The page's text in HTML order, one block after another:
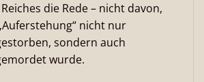
die Rede – nicht davon,
nicht nur
sondern auch
wurde.